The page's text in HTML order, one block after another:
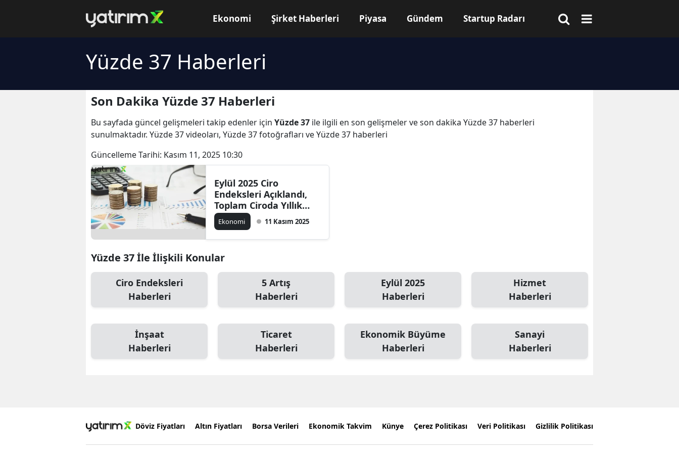
Ekonomi Şirket Haberleri Piyasa Gündem Startup Radarı
Yüzde 37 Haberleri
Son Dakika Yüzde 37 Haberleri
Bu sayfada güncel gelişmeleri takip edenler için Yüzde 37 ile ilgili en son gelişmeler ve son dakika Yüzde 37 haberleri
sunulmaktadır. Yüzde 37 videoları, Yüzde 37 fotoğrafları ve Yüzde 37 haberleri
Güncelleme Tarihi: Kasım 11, 2025 10:30
Eylül 2025 Ciro
Endeksleri Açıklandı,
Toplam Ciroda Yıllık
Yüzde 37,5 Artış
Ekonomi 11 Kasım 2025
Yüzde 37 İle İlişkili Konular
Ciro Endeksleri
Haberleri
5 Artış
Haberleri
Eylül 2025
Haberleri
Hizmet
Haberleri
İnşaat
Haberleri
Ticaret
Haberleri
Ekonomik Büyüme
Haberleri
Sanayi
Haberleri
Döviz Fiyatları Altın Fiyatları Borsa Verileri Ekonomik Takvim Künye Çerez Politikası Veri Politikası Gizlilik Politikası